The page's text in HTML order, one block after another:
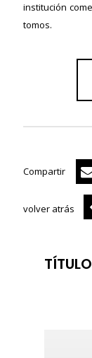
institución
tomos.
Compartir
volver atrás